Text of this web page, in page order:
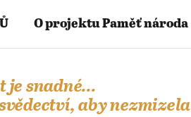
O projektu Paměť národa
je snadné...
aby nezmizela